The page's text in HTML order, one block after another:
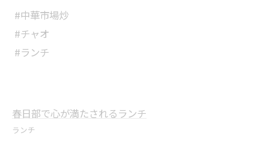
⁡ #中華市場炒 ⁡
⁡ #チャオ ⁡
⁡ #ランチ
春日部で心が満たされるランチ
ランチ